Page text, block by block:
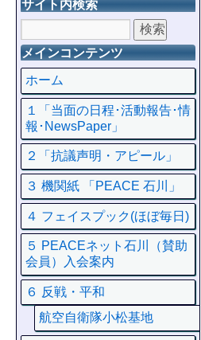
サイト内検索
メインコンテンツ
ホーム
１「当面の日程･活動報告･情
報･NewsPaper」
２「抗議声明・アピール」
３ 機関紙 「PEACE 石川」
４ フェイスプック(ほぼ毎日)
５ PEACEネット石川（賛助
会員）入会案内
６ 反戦・平和
航空自衛隊小松基地